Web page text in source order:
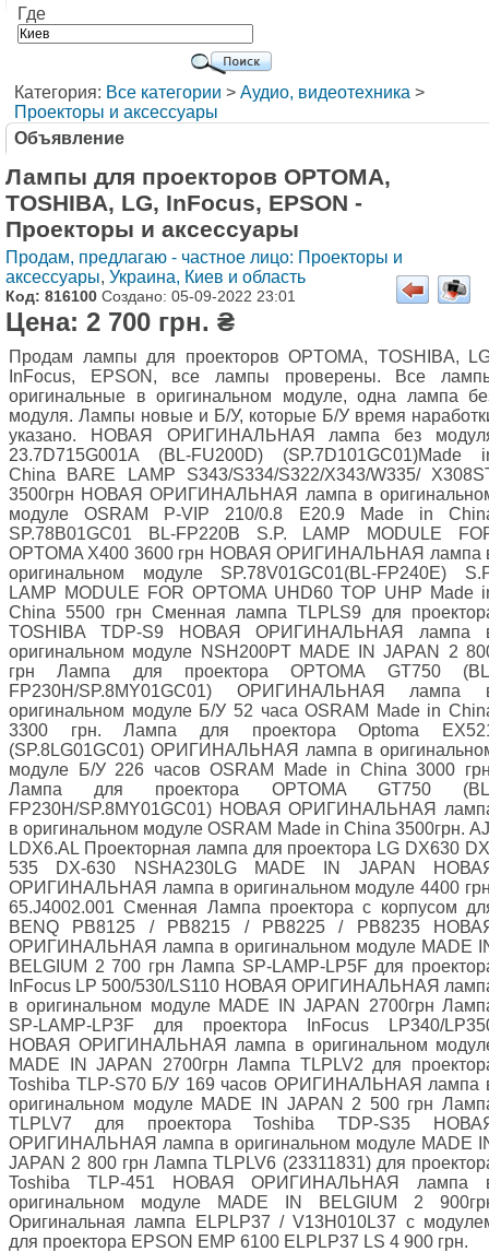
Где
Категория: Все категории > Аудио, видеотехника >
Проекторы и аксессуары
Объявление
Лампы для проекторов OPTOMA,
TOSHIBA, LG, InFocus, EPSON -
Проекторы и аксессуары
Продам, предлагаю - частное лицо: Проекторы и
аксессуары, Украина, Киев и область
Код: 816100 Создано: 05-09-2022 23:01
Цена: 2 700 грн. ₴
Продам лампы для проекторов OPTOMA, TOSHIBA,
InFocus, EPSON, все лампы проверены. Все
оригинальные в оригинальном модуле, одна лампа
модуля. Лампы новые и Б/У, которые Б/У время
указано. НОВАЯ ОРИГИНАЛЬНАЯ лампа без
23.7D715G001A (BL-FU200D) (SP.7D101GC01)Made
China BARE LAMP S343/S334/S322/X343/W335/
3500грн НОВАЯ ОРИГИНАЛЬНАЯ лампа в
модуле OSRAM P-VIP 210/0.8 E20.9 Made in
SP.78B01GC01 BL-FP220B S.P. LAMP MODULE
OPTOMA X400 3600 грн НОВАЯ ОРИГИНАЛЬНАЯ лампа
оригинальном модуле SP.78V01GC01(BL-FP240E)
LAMP MODULE FOR OPTOMA UHD60 TOP UHP Made
China 5500 грн Сменная лампа TLPLS9 для
TOSHIBA TDP-S9 НОВАЯ ОРИГИНАЛЬНАЯ лампа
оригинальном модуле NSH200PT MADE IN JAPAN 2
грн Лампа для проектора OPTOMA GT750
FP230H/SP.8MY01GC01) ОРИГИНАЛЬНАЯ лампа
оригинальном модуле Б/У 52 часа OSRAM Made in
3300 грн. Лампа для проектора Optoma
(SP.8LG01GC01) ОРИГИНАЛЬНАЯ лампа в
модуле Б/У 226 часов OSRAM Made in China 3000
Лампа для проектора OPTOMA GT750
FP230H/SP.8MY01GC01) НОВАЯ ОРИГИНАЛЬНАЯ
в оригинальном модуле OSRAM Made in China 3500грн.
LDX6.AL Проекторная лампа для проектора LG DX630
535 DX-630 NSHA230LG MADE IN JAPAN
ОРИГИНАЛЬНАЯ лампа в оригинальном модуле 4400
65.J4002.001 Сменная Лампа проектора с корпусом
BENQ PB8125 / PB8215 / PB8225 / PB8235
ОРИГИНАЛЬНАЯ лампа в оригинальном модуле MADE
BELGIUM 2 700 грн Лампа SP-LAMP-LP5F для
InFocus LP 500/530/LS110 НОВАЯ ОРИГИНАЛЬНАЯ
в оригинальном модуле MADE IN JAPAN 2700грн
SP-LAMP-LP3F для проектора InFocus LP340/
НОВАЯ ОРИГИНАЛЬНАЯ лампа в оригинальном
MADE IN JAPAN 2700грн Лампа TLPLV2 для
Toshiba TLP-S70 Б/У 169 часов ОРИГИНАЛЬНАЯ лампа
оригинальном модуле MADE IN JAPAN 2 500 грн
TLPLV7 для проектора Toshiba TDP-S35
ОРИГИНАЛЬНАЯ лампа в оригинальном модуле MADE
JAPAN 2 800 грн Лампа TLPLV6 (23311831) для
Toshiba TLP-451 НОВАЯ ОРИГИНАЛЬНАЯ лампа
оригинальном модуле MADE IN BELGIUM 2
Оригинальная лампа ELPLP37 / V13H010L37 с
для проектора EPSON EMP 6100 ELPLP37 LS 4 900 грн.